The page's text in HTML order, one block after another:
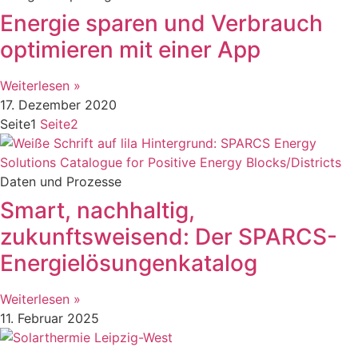
Energie sparen und Verbrauch
optimieren mit einer App
Weiterlesen »
17. Dezember 2020
Seite1 Seite2
Daten und Prozesse
Smart, nachhaltig,
zukunftsweisend: Der SPARCS-
Energielösungenkatalog
Weiterlesen »
11. Februar 2025